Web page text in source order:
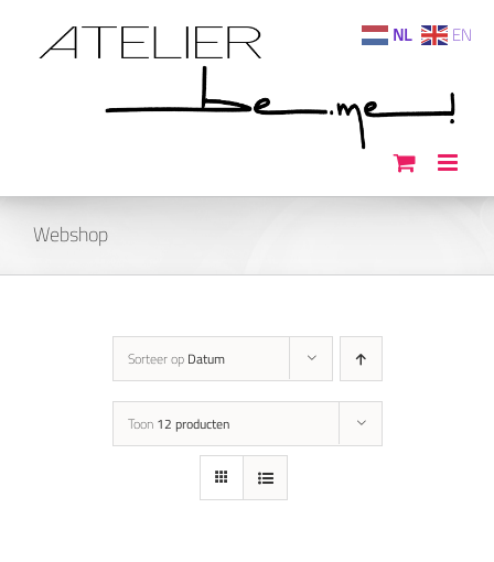
naar
Webshop
Sorteer op Datum
Toon 12 producten
NL EN